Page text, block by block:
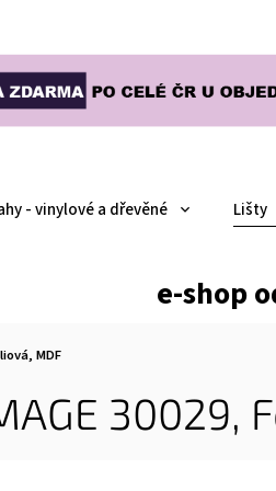
- vinylové a dřevěné Lišty
e-shop
MDF
30029,